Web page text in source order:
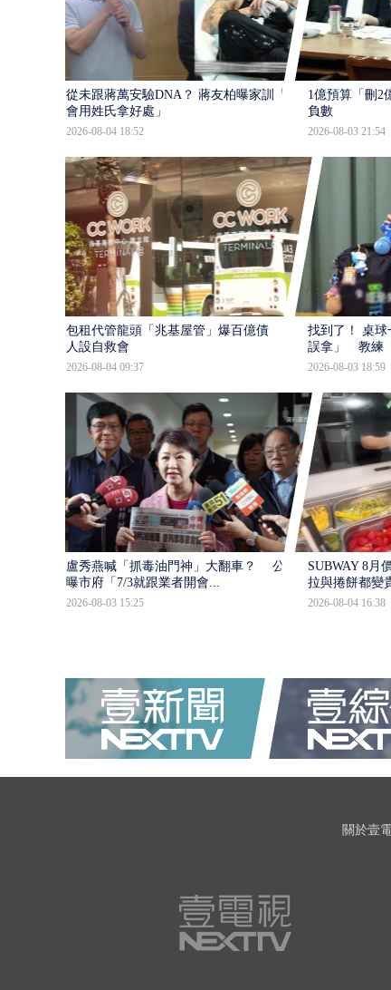
從未跟蔣萬安驗DNA？ 蔣友柏曝家訓「不
會用姓氏拿好處」
2026-08-04 18:52
1億預算「刪2
負數
2026-08-03 21:54
包租代管龍頭「兆基屋管」爆百億債 187
人設自救會
2026-08-04 09:37
找到了！ 桌球
誤拿」 教練
2026-08-03 18:59
盧秀燕喊「抓毒油門神」大翻車？ 公文
曝市府「7/3就跟業者開會...
2026-08-03 15:25
SUBWAY 8月
拉與捲餅都變
2026-08-04 16:38
關於壹